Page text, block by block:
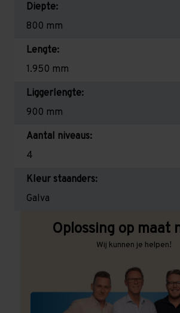
Diepte:
800 mm
Lengte:
1.950 mm
Liggerlengte:
900 mm
Aantal niveaus:
4
Kleur staanders:
Galva
Oplossing op maat
Wij kunnen je helpen!